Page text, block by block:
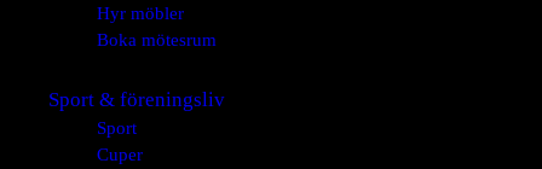
Hyr möbler
Boka mötesrum
Sport & föreningsliv
Sport
Cuper